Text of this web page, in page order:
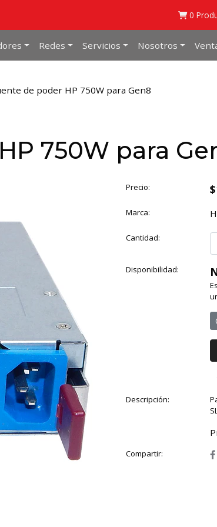
0
Redes Servicios Nosotros
de poder HP 750W para Gen8
750W para
Precio:
Marca:
Cantidad:
Disponibilidad:
Descripción:
Compartir: